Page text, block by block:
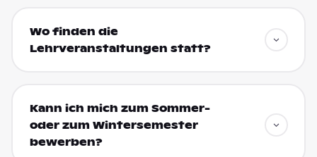
Wo finden die
Lehrveranstaltungen statt?
Kann ich mich zum Sommer-
oder zum Wintersemester
bewerben?